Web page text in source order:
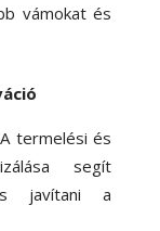
vámokat és
A termelési és
segít
javítani a